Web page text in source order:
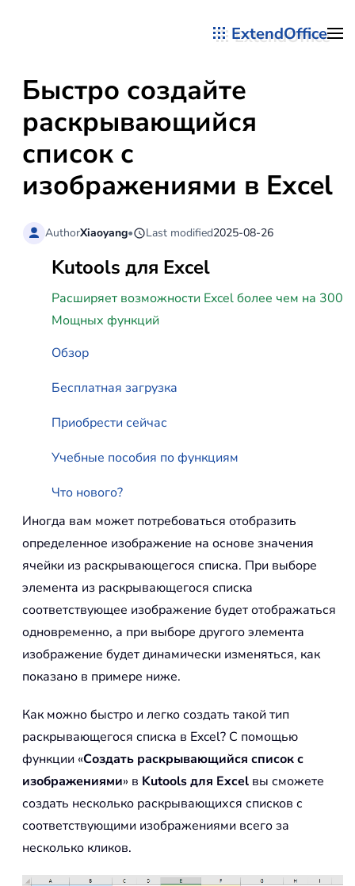
ExtendOffice
Быстро создайте
раскрывающийся
список с
изображениями в Excel
AuthorXiaoyang• Last modified2025-08-26
Kutools для Excel
Расширяет возможности Excel более чем на 300
Мощных функций
Обзор
Бесплатная загрузка
Приобрести сейчас
Учебные пособия по функциям
Что нового?
Иногда вам может потребоваться отобразить
определенное изображение на основе значения
ячейки из раскрывающегося списка. При выборе
элемента из раскрывающегося списка
соответствующее изображение будет отображаться
одновременно, а при выборе другого элемента
изображение будет динамически изменяться, как
показано в примере ниже.
Как можно быстро и легко создать такой тип
раскрывающегося списка в Excel? С помощью
функции «Создать раскрывающийся список с
изображениями» в Kutools для Excel вы сможете
создать несколько раскрывающихся списков с
соответствующими изображениями всего за
несколько кликов.